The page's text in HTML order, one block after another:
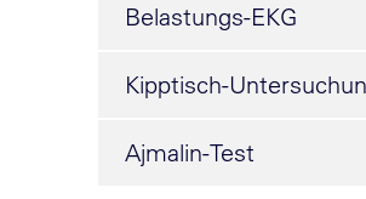
Belastungs-EKG
Kipptisch-
Ajmalin-Test